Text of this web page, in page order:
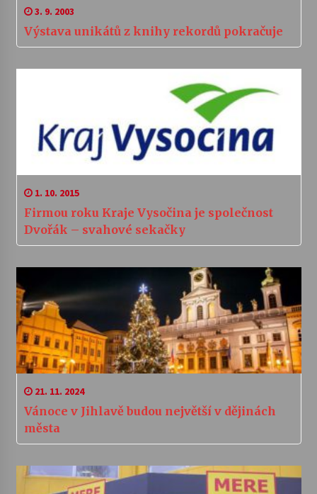
3. 9. 2003
Výstava unikátů z knihy rekordů pokračuje
1. 10. 2015
Firmou roku Kraje Vysočina je společnost
Dvořák – svahové sekačky
21. 11. 2024
Vánoce v Jihlavě budou největší v dějinách
města